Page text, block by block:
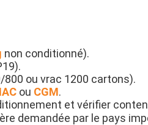
non conditionné).
ou vrac 1200 cartons).
ou CGM.
et vérifier
demandée par le pays